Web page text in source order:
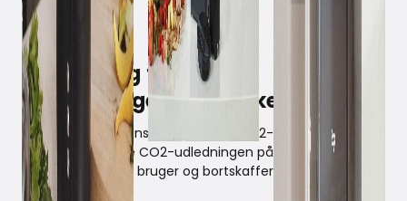
Sig goddag til din nye
bæredygtige ven i køkkenet
Madspild er verdens tredjestørste CO2-synder.* En
måde at mindske CO2-udledningen på er at ændre
måden, hvorpå vi bruger og bortskaffer vores mad og
affald.